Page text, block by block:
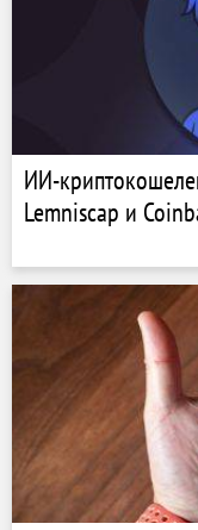
ИИ-
Lemniscap и